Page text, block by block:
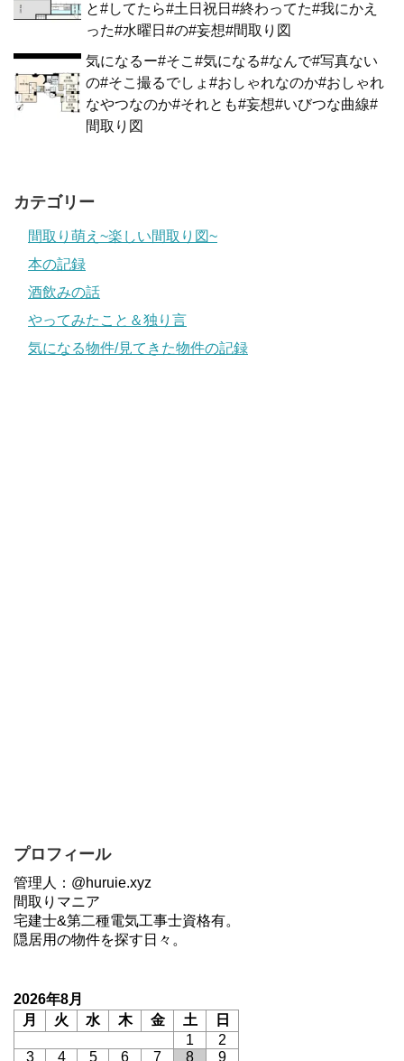
と#してたら#土日祝日#終わってた#我にかえ
った#水曜日#の#妄想#間取り図
気になるー#そこ#気になる#なんで#写真ない
の#そこ撮るでしょ#おしゃれなのか#おしゃれ
なやつなのか#それとも#妄想#いびつな曲線#
間取り図
カテゴリー
間取り萌え~楽しい間取り図~
本の記録
酒飲みの話
やってみたこと＆独り言
気になる物件/見てきた物件の記録
プロフィール
管理人：@huruie.xyz
間取りマニア
宅建士&第二種電気工事士資格有。
隠居用の物件を探す日々。
2026年8月
月
火 水 木 金 土
日
1
2
3
4 5 6 7 8 9